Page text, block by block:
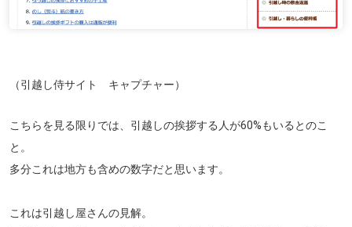
（引越し侍サイト キャプチャー）
こちらを見る限りでは、引越しの挨拶する人が60%もいるとのこ
と。
多分これは地方も含めの数字だと思います。
これは引越し屋さんの見解。